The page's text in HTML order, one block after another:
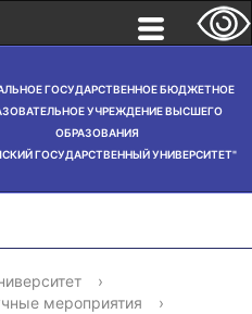
ГОСУДАРСТВЕННОЕ БЮДЖЕТНОЕ
УЧРЕЖДЕНИЕ ВЫСШЕГО
ОБРАЗОВАНИЯ
ГОСУДАРСТВЕННЫЙ УНИВЕРСИТЕТ"
НАУЧНАЯ
ДЕЯТЕЛЬНОСТЬ
›
мероприятия
›